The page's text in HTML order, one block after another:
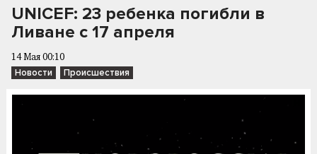
UNICEF: 23 ребенка погибли в
Ливане с 17 апреля
14 Мая 00:10
Новости Происшествия